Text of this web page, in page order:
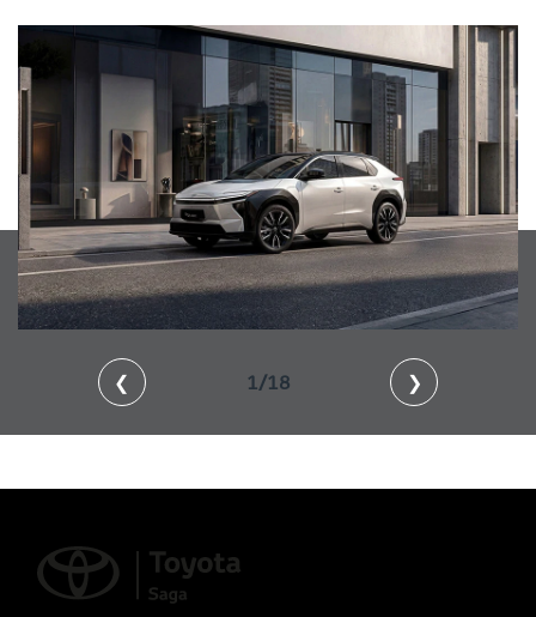
❮ 1/18 ❯